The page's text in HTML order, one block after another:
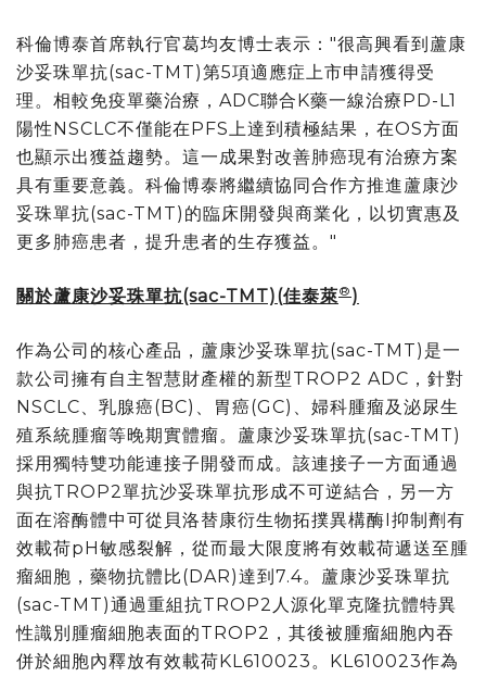
科倫博泰首席執行官葛均友博士表示："很高興看到蘆康
沙妥珠單抗(sac-TMT)第5項適應症上市申請獲得受
理。相較免疫單藥治療，ADC聯合K藥一線治療PD-L1
陽性NSCLC不僅能在PFS上達到積極結果，在OS方面
也顯示出獲益趨勢。這一成果對改善肺癌現有治療方案
具有重要意義。科倫博泰將繼續協同合作方推進蘆康沙
妥珠單抗(sac-TMT)的臨床開發與商業化，以切實惠及
更多肺癌患者，提升患者的生存獲益。"
關於蘆康沙妥珠單抗(sac-TMT)(佳泰萊® )
作為公司的核心產品，蘆康沙妥珠單抗(sac-TMT)是一
款公司擁有自主智慧財產權的新型TROP2 ADC，針對
NSCLC、乳腺癌(BC)、胃癌(GC)、婦科腫瘤及泌尿生
殖系統腫瘤等晚期實體瘤。蘆康沙妥珠單抗(sac-TMT)
採用獨特雙功能連接子開發而成。該連接子一方面通過
與抗TROP2單抗沙妥珠單抗形成不可逆結合，另一方
面在溶酶體中可從貝洛替康衍生物拓撲異構酶I抑制劑有
效載荷pH敏感裂解，從而最大限度將有效載荷遞送至腫
瘤細胞，藥物抗體比(DAR)達到7.4。蘆康沙妥珠單抗
(sac-TMT)通過重組抗TROP2人源化單克隆抗體特異
性識別腫瘤細胞表面的TROP2，其後被腫瘤細胞內吞
併於細胞內釋放有效載荷KL610023。KL610023作為